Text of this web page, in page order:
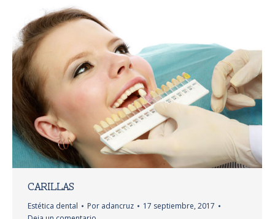
CARILLAS
Estética dental Por adancruz
17 septiembre, 2017